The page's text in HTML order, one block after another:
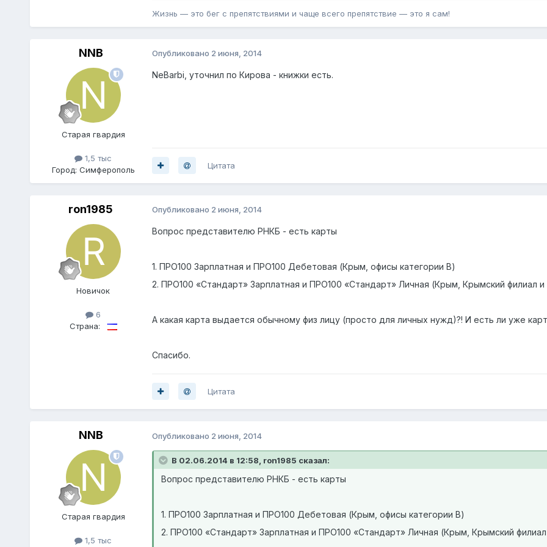
Жизнь — это бег с препятствиями и чаще всего препятствие — это я сам!
NNB
Старая гвардия
1,5 тыс
Город: Симферополь
Опубликовано 2 июня, 2014
NeBarbi, уточнил по Кирова - книжки есть.
Цитата
ron1985
Новичок
6
Страна:
Опубликовано 2 июня, 2014
Вопрос представителю РНКБ - есть карты
1. ПРО100 Зарплатная и ПРО100 Дебетовая (Крым, офисы категории В)
2. ПРО100 «Стандарт» Зарплатная и ПРО100 «Стандарт» Личная (Крым, Крымский филиал и
А какая карта выдается обычному физ лицу (просто для личных нужд)?! И есть ли уже
Спасибо.
Цитата
NNB
Старая гвардия
1,5 тыс
Опубликовано 2 июня, 2014
В 02.06.2014 в 12:58, ron1985 сказал:
Вопрос представителю РНКБ - есть карты
1. ПРО100 Зарплатная и ПРО100 Дебетовая (Крым, офисы категории В)
2. ПРО100 «Стандарт» Зарплатная и ПРО100 «Стандарт» Личная (Крым, Крымский